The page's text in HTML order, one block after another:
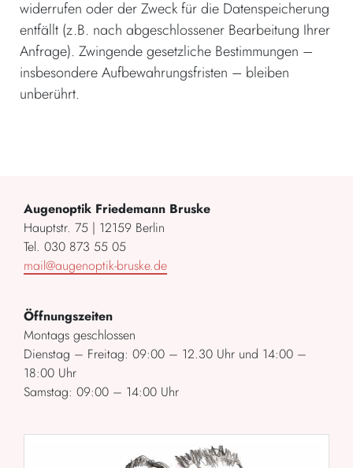
widerrufen oder der Zweck für die Datenspeicherung
entfällt (z.B. nach abgeschlossener Bearbeitung Ihrer
Anfrage). Zwingende gesetzliche Bestimmungen –
insbesondere Aufbewahrungsfristen – bleiben
unberührt.
Augenoptik Friedemann Bruske
Hauptstr. 75 | 12159 Berlin
Tel. 030 873 55 05
mail@augenoptik-bruske.de
Öffnungszeiten
Montags geschlossen
Dienstag – Freitag: 09:00 – 12.30 Uhr und 14:00 –
18:00 Uhr
Samstag: 09:00 – 14:00 Uhr